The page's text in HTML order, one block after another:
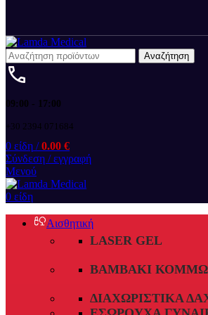
Αναζήτηση
09:00 - 17:00
+30 2394 071684
0 είδη / 0.00 €
Σύνδεση / εγγραφή
Μενού
0 είδη
Αισθητική
LASER GEL
ΒΑΜΒΆΚΙ
ΔΙΑΧΩΡΙΣΤΙΚΆ